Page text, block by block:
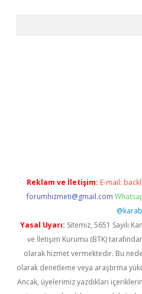
Reklam ve İletişim: E-mail:
forumhizmeti@gmail.com
Yasal Uyarı: Sitemiz, 5651 Sayılı
ve İletişim Kurumu (BTK)
olarak hizmet vermektedir. Bu
olarak denetleme veya araştırma
Ancak, üyelerimiz yazdıkları